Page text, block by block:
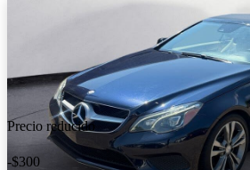
Precio reducido
-$300